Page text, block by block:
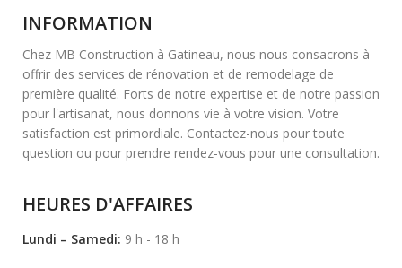
INFORMATION
Chez MB Construction à Gatineau, nous nous consacrons à
offrir des services de rénovation et de remodelage de
première qualité. Forts de notre expertise et de notre passion
pour l'artisanat, nous donnons vie à votre vision. Votre
satisfaction est primordiale. Contactez-nous pour toute
question ou pour prendre rendez-vous pour une consultation.
HEURES D'AFFAIRES
Lundi – Samedi: 9 h - 18 h